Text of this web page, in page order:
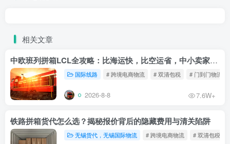
相关文章
中欧班列拼箱LCL全攻略：比海运快，比空运省，中小卖家的物流新宠！
国际线路 # 跨境电商物流 # 双清包税 # 门到门物流
2026-8-8 7.6W+
铁路拼箱货代怎么选？揭秘报价背后的隐藏费用与清关陷阱
无锡货代，无锡国际物流 # 跨境电商物流 # 双清包税